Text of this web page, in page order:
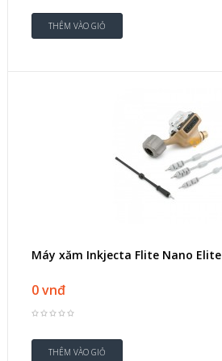
Máy xăm Inkjecta Flite Nano Elite
0 vnđ